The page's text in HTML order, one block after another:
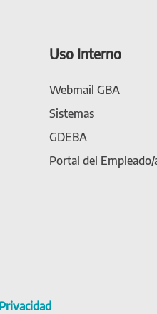
Uso Interno
Webmail GBA
Sistemas
GDEBA
Portal del Empleado/